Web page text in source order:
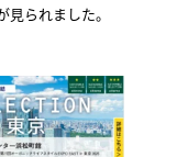
られました。